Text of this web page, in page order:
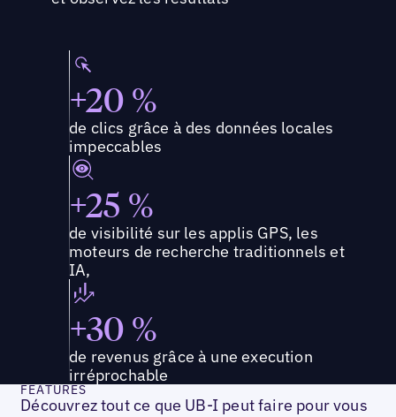
+20 %
de clics grâce à des données locales
impeccables
+25 %
de visibilité sur les applis GPS, les
moteurs de recherche traditionnels et
IA,
+30 %
de revenus grâce à une execution
irréprochable
FEATURES
Découvrez tout ce que UB-I peut faire pour vous